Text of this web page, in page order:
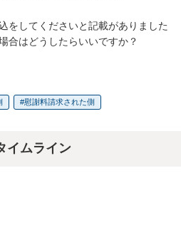
をしてくださいと記載がありました
合はどうしたらいいですか？
慰謝料請求された側
イムライン